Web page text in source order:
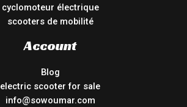
cyclomoteur électrique
scooters de mobilité
Account
Blog
electric scooter for sale
info@sowoumar.com